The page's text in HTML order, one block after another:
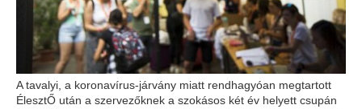
A tavalyi, a koronavírus-járvány miatt rendhagyóan megtartott
ÉlesztŐ után a szervezőknek a szokásos két év helyett csupán